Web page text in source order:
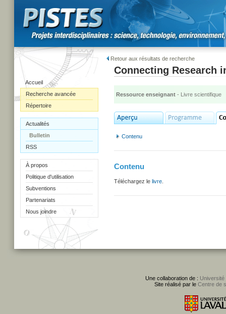
Accueil
Recherche avancée
Répertoire
Actualités
Bulletin
RSS
À propos
Politique d'utilisation
Subventions
Partenariats
Nous joindre
Retour aux résultats de recherche
Connecting Research
Ressource enseignant - Livre scientifique
Contenu
Contenu
Téléchargez le livre
Une collaboration de : Université
Site réalisé par le Centre de